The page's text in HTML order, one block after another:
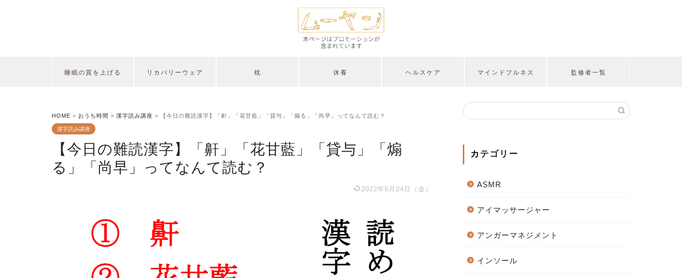
睡眠の質を上げる リカバリーウェア 枕 休養 ヘルスケア マインドフルネス 監修者一覧
HOME > おうち時間 > 漢字読み講座 > 【今日の難読漢字】「鼾」「花甘藍」「貸与」「煽る」「尚早」ってなんて読む？
漢字読み講座
【今日の難読漢字】「鼾」「花甘藍」「貸与」「煽
る」「尚早」ってなんて読む？
2022年6月24日（金）
カテゴリー
ASMR
アイマッサージャー
アンガーマネジメント
インソール